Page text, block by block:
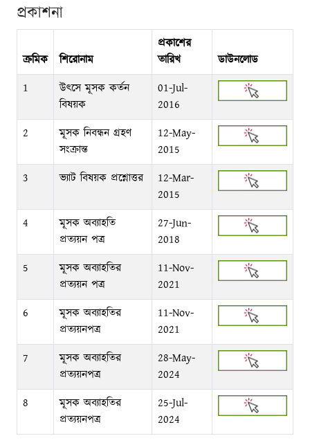
প্রকাশনা
ক্রমিক শিরোনাম
প্রকাশের
তারিখ
ডাউনলোড
1
উৎসে মূসক কর্তন
বিষয়ক
01-Jul-
2016
2
মূসক নিবন্ধন গ্রহণ
সংক্রান্ত
12-May-
2015
3
ভ্যাট বিষয়ক প্রশ্নোত্তর
12-Mar-
2015
4
মূসক অব্যাহতি
প্রত্যয়ন পত্র
27-Jun-
2018
5
মূসক অব্যাহতির
প্রত্যয়ন পত্র
11-Nov-
2021
6
মূসক অব্যাহতির
প্রত্যয়নপত্র
11-Nov-
2021
7
মূসক অব্যাহতির
প্রত্যয়নপত্র
28-May-
2024
8
মূসক অব্যাহতির
প্রত্যয়নপত্র
25-Jul-
2024